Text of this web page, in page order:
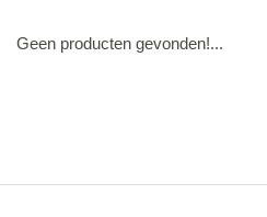
Geen producten gevonden!...